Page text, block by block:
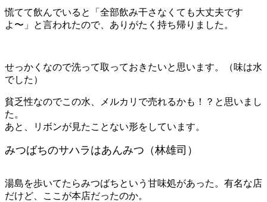
慌てて飲んでいると「全部飲み干さなくても大丈夫です
よ〜」と言われたので、ありがたく持ち帰りました。
せっかくなので洗って取っておきたいと思います。（味は水
でした）
貧乏性なのでこの水、メルカリで売れるかも！？と思いまし
た。
あと、リボンが見たことない形をしています。
みつばちのサハラはあんみつ（林雄司）
湯島を歩いてたらみつばちという甘味処があった。有名な店
だけど、ここが本店だったのか。